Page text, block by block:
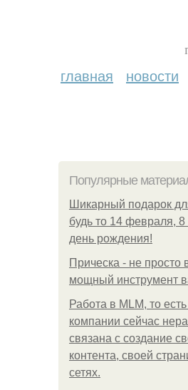
главная новости
Популярные
Шикарный подарок
будь то 14 февраля,
день рождения!
Прическа - не просто
мощный инструмент
Работа в MLM, то
компании сейчас
связана с создание
контента, своей
сетях.